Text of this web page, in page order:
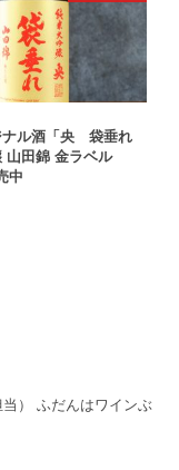
ナル酒「央 袋垂れ
山田錦 金ラベル
中
） ふだんはワインぶ